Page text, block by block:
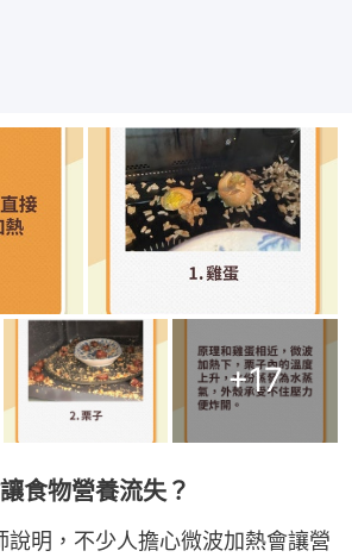
+17
食物營養流失？
說明，不少人擔心微波加熱會讓營